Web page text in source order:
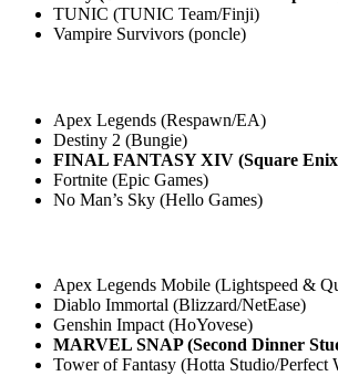
TUNIC (TUNIC Team/Finji)
Vampire Survivors (poncle)
Apex Legends (Respawn/EA)
Destiny 2 (Bungie)
FINAL FANTASY XIV (Square
Fortnite (Epic Games)
No Man’s Sky (Hello Games)
Apex Legends Mobile (Lightspeed &
Diablo Immortal (Blizzard/NetEase)
Genshin Impact (HoYovese)
MARVEL SNAP (Second Dinner
Tower of Fantasy (Hotta Studio/